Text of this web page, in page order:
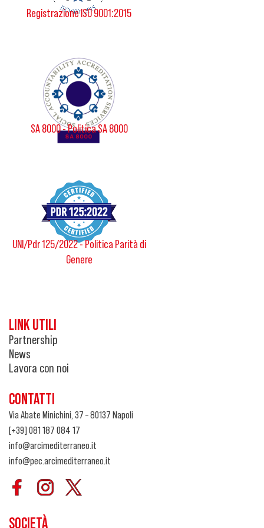
Registrazione ISO 9001:2015
SA 8000 - Politica SA 8000
UNI/Pdr 125/2022 - Politica Parità di
Genere
LINK UTILI
Partnership
News
Lavora con noi
CONTATTI
Via Abate Minichini, 37 – 80137 Napoli
[+39] 081 187 084 17
info@arcimediterraneo.it
info@pec.arcimediterraneo.it
SOCIETÀ